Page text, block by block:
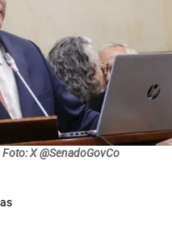
Foto: X @SenadoGovCo